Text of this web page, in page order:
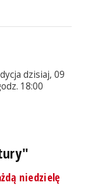
dzisiaj, 09
18:00
niedzielę